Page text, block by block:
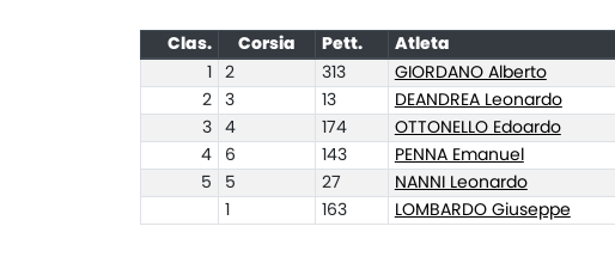
Clas. Corsia Pett. Atleta
1
2 313 GIORDANO Alberto
2
3 13 DEANDREA Leonardo
3
4 174 OTTONELLO Edoardo
4
6 143 PENNA Emanuel
5
5 27 NANNI Leonardo
1
163 LOMBARDO Giuseppe